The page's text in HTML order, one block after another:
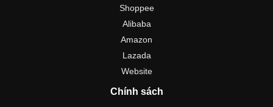
Shoppee
Alibaba
Amazon
Lazada
Website
Chính sách